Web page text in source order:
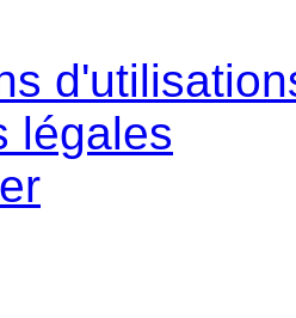
légales